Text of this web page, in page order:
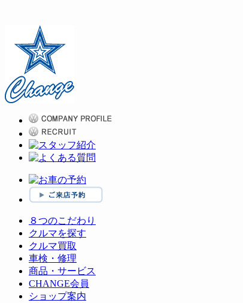
８つのこだわり
クルマを探す
クルマ買取
車検・修理
商品・サービス
CHANGE会員
ショップ案内